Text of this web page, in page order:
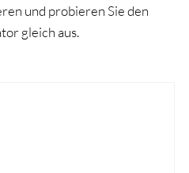
und probieren Sie den
gleich aus.